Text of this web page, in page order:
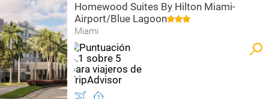
Homewood Suites By Hilton Miami-
Airport/Blue Lagoon
Miami